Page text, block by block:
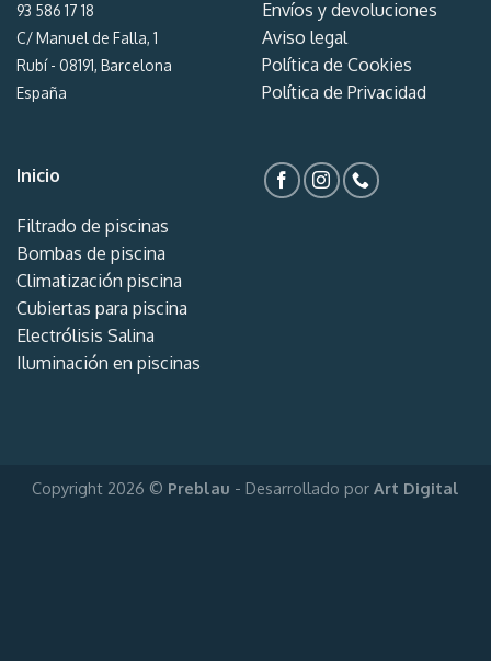
93 586 17 18
C/ Manuel de Falla, 1
Rubí - 08191, Barcelona
España
Envíos y devoluciones
Aviso legal
Política de Cookies
Política de Privacidad
Inicio
Filtrado de piscinas
Bombas de piscina
Climatización piscina
Cubiertas para piscina
Electrólisis Salina
Iluminación en piscinas
Copyright 2026 © Preblau - Desarrollado por Art Digital